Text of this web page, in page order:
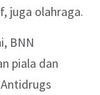
juga olahraga.
BNN
piala dan